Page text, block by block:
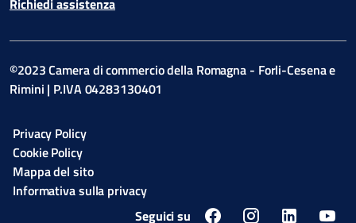
Richiedi assistenza
©2023 Camera di commercio della Romagna - Forli-Cesena e
Rimini | P.IVA 04283130401
Privacy Policy
Cookie Policy
Mappa del sito
Informativa sulla privacy
Seguici su